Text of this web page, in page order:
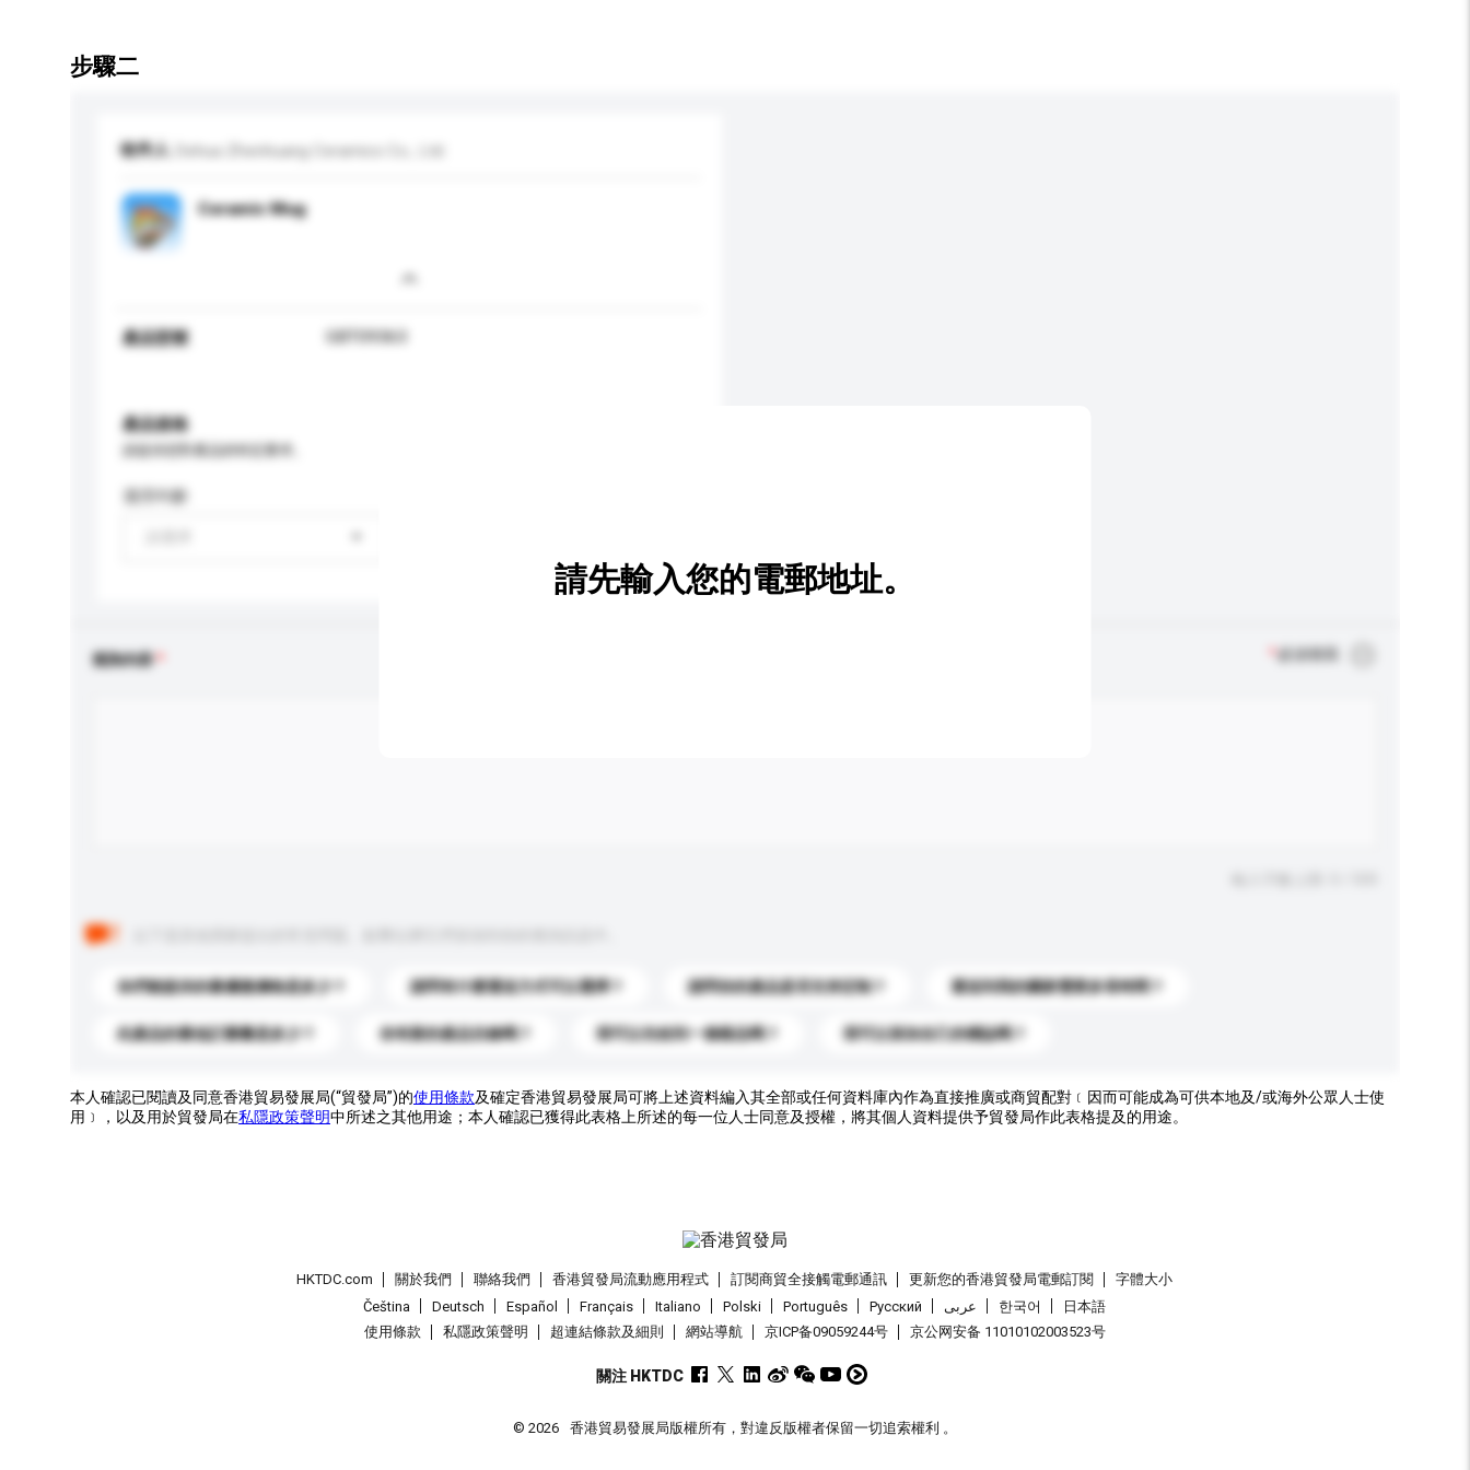
步驟二
收件人 Dehua Zhenhuang Ceramics Co., Ltd.
Ceramic Mug
產品型號 GBT09363
產品規格
適用年齡
查詢內容
你們能提供的最優惠價格是多少？ 請問有什麼運送方式可以選擇？ 請問你的產品是否支持定制？ 運送到我的國家需要多長時間？
此產品的最低訂購量是多少？ 你有新的產品目錄嗎？ 我可以先收到一個樣品嗎？ 我可以添加自己的標誌嗎？
請先輸入您的電郵地址。
本人確認已閱讀及同意香港貿易發展局(“貿發局”)的使用條款及確定香港貿易發展局可將上述資料編入其全部或任何資料庫內作為直接推廣或商貿配對﹝因而可能成為可供本地及/或海外公眾人士使
用﹞，以及用於貿發局在私隱政策聲明中所述之其他用途；本人確認已獲得此表格上所述的每一位人士同意及授權，將其個人資料提供予貿發局作此表格提及的用途。
HKTDC.com 關於我們 聯絡我們 香港貿發局流動應用程式 訂閱商貿全接觸電郵通訊 更新您的香港貿發局電郵訂閱
字體大小
Čeština
Deutsch Español Français Italiano Polski Português Pусский عربى 한국어
日本語
使用條款
私隱政策聲明 超連結條款及細則 網站導航 京ICP备09059244号 京公网安备 11010102003523号
關注 HKTDC
© 2026 香港貿易發展局版權所有，對違反版權者保留一切追索權利 。